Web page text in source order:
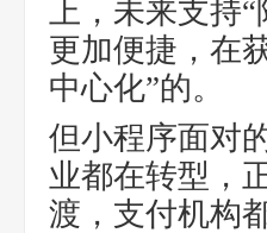
上，未来支持
更加便捷，在
中心化”的。
但小程序面对
业都在转型，
渡，支付机构